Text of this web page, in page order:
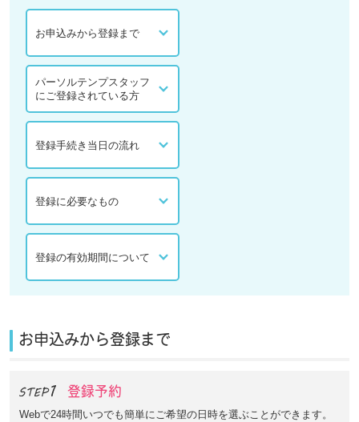
お申込みから登録まで
パーソルテンプスタッフ
にご登録されている方
登録手続き当日の流れ
登録に必要なもの
登録の有効期間について
お申込みから登録まで
登録予約
Webで24時間いつでも簡単にご希望の日時を選ぶことができます。